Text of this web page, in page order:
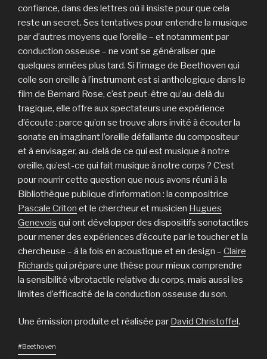
confiance, dans des lettres où il insiste pour que cela
reste un secret. Ses tentatives pour entendre la musique
par d’autres moyens que l’oreille – et notamment par
conduction osseuse – ne vont se généraliser que
quelques années plus tard. Si l’image de Beethoven qui
colle son oreille à l’instrument est si anthologique dans le
film de Bernard Rose, c’est peut-être qu’au-delà du
tragique, elle offre aux spectateurs une expérience
d’écoute : parce qu’on se trouve alors invité à écouter la
sonate en imaginant l’oreille défaillante du compositeur
et à envisager, au-delà de ce qui est musique à notre
oreille, qu’est-ce qui fait musique à notre corps ? C’est
pour nourrir cette question que nous avons réuni à la
Bibliothèque publique d’information : la compositrice
Pascale Criton et le chercheur et musicien Hugues
Genevois qui ont développer des dispositifs sonotactiles
pour mener des expériences d’écoute par le toucher et la
chercheuse – à la fois en acoustique et en design – Claire
Richards qui prépare une thèse pour mieux comprendre
la sensibilité vibrotactile relative du corps, mais aussi les
limites d’efficacité de la conduction osseuse du son.
Une émission produite et réalisée par David Christoffel.
#Beethoven